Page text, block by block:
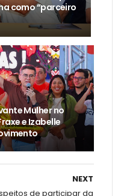
como “parceiro
Mulher no
e Izabelle
NEXT
de participar da